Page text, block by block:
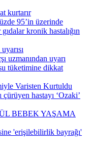
kurtarır
95’in üzerinde
kronik hastalığın
uzmanından uyarı
tüketimine dikkat
Varisten Kurtuldu
hastayı ‘Ozaki’
BEBEK YAŞAMA
'erişilebilirlik bayrağı'